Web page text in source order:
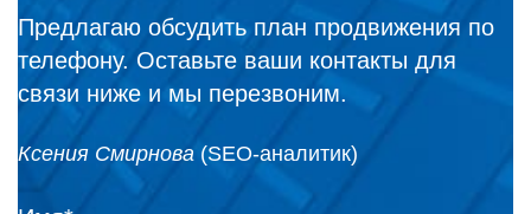
Предлагаю обсудить план продвижения по
телефону. Оставьте ваши контакты для
связи ниже и мы перезвоним.
Ксения Смирнова (SEO-аналитик)